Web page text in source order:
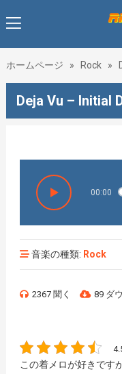
ホームページ » Rock »
Deja Vu – Initial
00:00
音楽の種類: Rock
2367 聞く 89 ダ
この着メロが好きです